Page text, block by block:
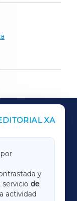
XA
y
servicio de
actividad